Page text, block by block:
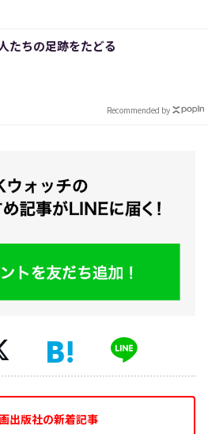
たちの足跡をたどる
Recommended by
出版社の新着記事